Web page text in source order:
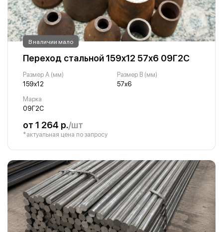
В наличии мало
Переход стальной 159х12 57х6 09Г2С
Размер A (мм)
159х12
Размер B (мм)
57х6
Марка
09Г2С
от 1 264 р./шт
*актуальная цена по запросу